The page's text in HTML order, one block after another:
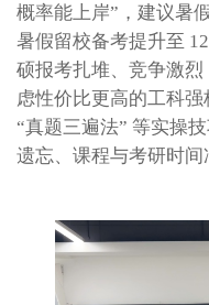
概率能上岸”，建议暑
暑假留校备考提升至
硕报考扎堆、竞争激
虑性价比更高的工科
“真题三遍法” 等实操
遗忘、课程与考研时间